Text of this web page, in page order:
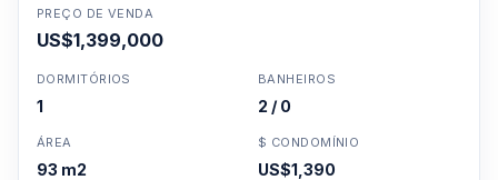
PREÇO DE VENDA
US$1,399,000
DORMITÓRIOS
1
BANHEIROS
2 / 0
ÁREA
93 m2
$ CONDOMÍNIO
US$1,390